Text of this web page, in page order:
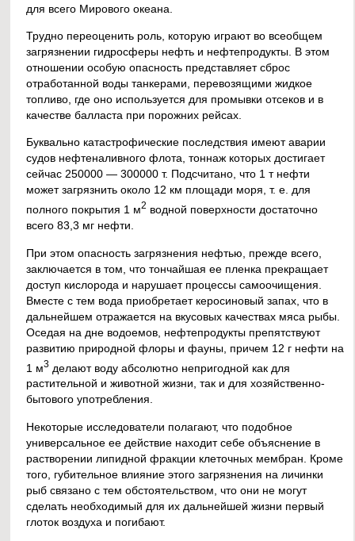
для всего Мирового океана.
Трудно переоценить роль, которую играют во всеобщем
загрязнении гидросферы нефть и нефтепродукты. В этом
отношении особую опасность представляет сброс
отработанной воды танкерами, перевозящими жидкое
топливо, где оно используется для промывки отсеков и в
качестве балласта при порожних рейсах.
Буквально катастрофические последствия имеют аварии
судов нефтеналивного флота, тоннаж которых достигает
сейчас 250000 — 300000 т. Подсчитано, что 1 т нефти
может загрязнить около 12 км площади моря, т. е. для
полного покрытия 1 м2 водной поверхности достаточно
всего 83,3 мг нефти.
При этом опасность загрязнения нефтью, прежде всего,
заключается в том, что тончайшая ее пленка прекращает
доступ кислорода и нарушает процессы самоочищения.
Вместе с тем вода приобретает керосиновый запах, что в
дальнейшем отражается на вкусовых качествах мяса рыбы.
Оседая на дне водоемов, нефтепродукты препятствуют
развитию природной флоры и фауны, причем 12 г нефти на
1 м3 делают воду абсолютно непригодной как для
растительной и животной жизни, так и для хозяйственно-
бытового употребления.
Некоторые исследователи полагают, что подобное
универсальное ее действие находит себе объяснение в
растворении липидной фракции клеточных мембран. Кроме
того, губительное влияние этого загрязнения на личинки
рыб связано с тем обстоятельством, что они не могут
сделать необходимый для их дальнейшей жизни первый
глоток воздуха и погибают.